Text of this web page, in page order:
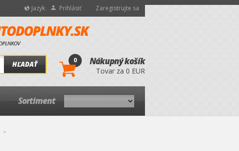
Jazyk Prihlásiť Zaregistrujte sa
HĽADAŤ 0 Nákupný košík
Tovar za 0 EUR
Sortiment